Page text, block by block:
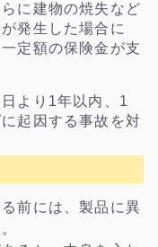
に建物の焼失など
発生した場合に
定額の保険金が支
より1年以内、1
起因する事故を対
前には、製品に異